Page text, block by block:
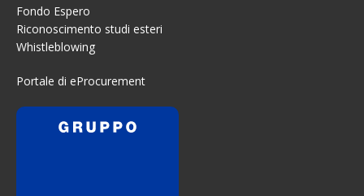
Fondo Espero
Riconoscimento studi esteri
Whistleblowing
Portale di eProcurement